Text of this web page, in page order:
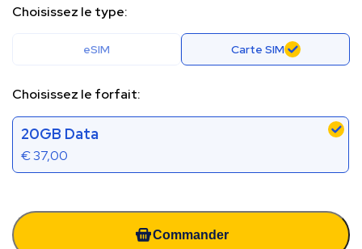
Choisissez le type:
eSIM Carte SIM
Choisissez le forfait:
20GB Data
€37,00
Commander